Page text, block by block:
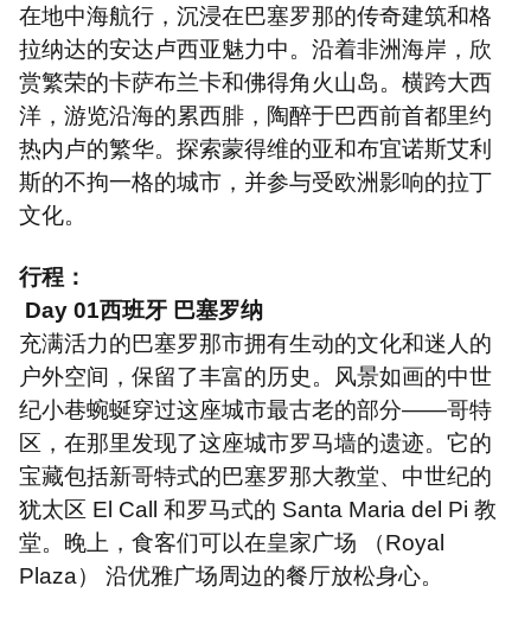
在地中海航行，沉浸在巴塞罗那的传奇建筑和格
拉纳达的安达卢西亚魅力中。沿着非洲海岸，欣
赏繁荣的卡萨布兰卡和佛得角火山岛。横跨大西
洋，游览沿海的累西腓，陶醉于巴西前首都里约
热内卢的繁华。探索蒙得维的亚和布宜诺斯艾利
斯的不拘一格的城市，并参与受欧洲影响的拉丁
文化。
行程：
Day 01西班牙 巴塞罗纳
充满活力的巴塞罗那市拥有生动的文化和迷人的
户外空间，保留了丰富的历史。风景如画的中世
纪小巷蜿蜒穿过这座城市最古老的部分——哥特
区，在那里发现了这座城市罗马墙的遗迹。它的
宝藏包括新哥特式的巴塞罗那大教堂、中世纪的
犹太区 El Call 和罗马式的 Santa Maria del Pi 教
堂。晚上，食客们可以在皇家广场 （Royal
Plaza） 沿优雅广场周边的餐厅放松身心。